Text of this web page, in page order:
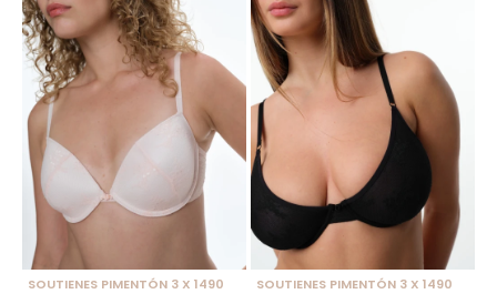
SOUTIENES PIMENTÓN 3 X 1490
SOUTIENES PIMENTÓN 3 X 1490